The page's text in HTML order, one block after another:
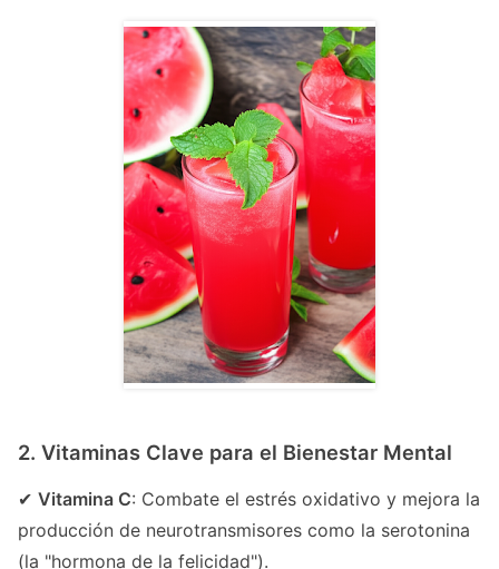
2. Vitaminas Clave para el Bienestar Mental
✔ Vitamina C: Combate el estrés oxidativo y mejora la
producción de neurotransmisores como la serotonina
(la "hormona de la felicidad").